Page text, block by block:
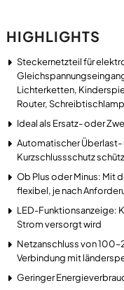
HIGHLIGHTS
Steckernetzteil für
Lichterketten,
Router,
Ideal als Ersatz- oder
Automatischer Überlast-
Kurzschlussschutz
Ob Plus oder Minus: Mit
flexibel, je nach
LED-Funktionsanzeige:
Strom versorgt wird
Netzanschluss von
Verbindung mit
Geringer